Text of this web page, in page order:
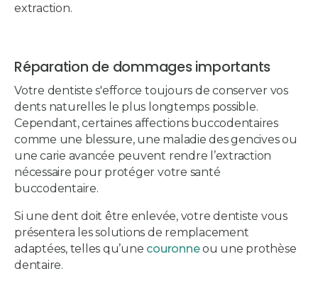
extraction.
Réparation de dommages importants
Votre dentiste s'efforce toujours de conserver vos
dents naturelles le plus longtemps possible.
Cependant, certaines affections buccodentaires
comme une blessure, une maladie des gencives ou
une carie avancée peuvent rendre l’extraction
nécessaire pour protéger votre santé
buccodentaire.
Si une dent doit être enlevée, votre dentiste vous
présentera les solutions de remplacement
adaptées, telles qu’une couronneou une prothèse
dentaire.